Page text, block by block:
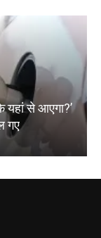
यहां से आएगा?’
गए